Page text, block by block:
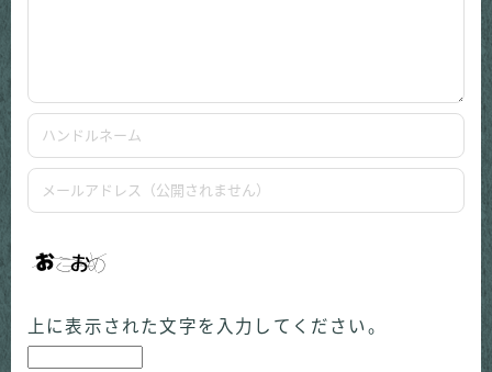
上に表示された文字を入力してください。